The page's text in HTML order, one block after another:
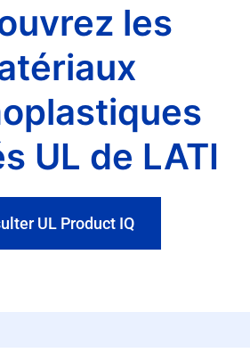
les
UL de LATI
UL Product IQ